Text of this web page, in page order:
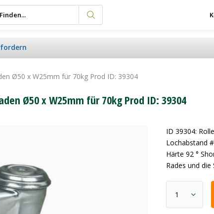
Ø50 x W25mm für 70kg Prod ID: 39304
Ø50 x W25mm für 70kg Prod ID: 39304
ID 39304:
Lochabstand
Härte 92 °
Rades und